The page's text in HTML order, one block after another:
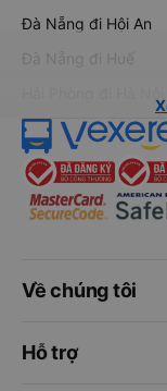
Đà Nẵng đi Hội An
Đà Nẵng đi Huế
Về chúng tôi
Hỗ trợ